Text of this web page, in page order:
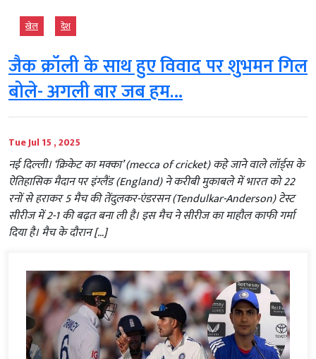
खेल देश
जैक क्रॉली के साथ हुए विवाद पर शुभमन गिल
बोले- अगली बार जब हम…
Tue Jul 15 , 2025
नई दिल्‍ली। ‘क्रिकेट का मक्का’ (mecca of cricket) कहे जाने वाले लॉर्ड्स के
ऐतिहासिक मैदान पर इंग्लैंड (England) ने करीबी मुकाबले में भारत को 22
रनों से हराकर 5 मैच की तेंदुलकर-एंडरसन (Tendulkar-Anderson) टेस्ट
सीरीज में 2-1 की बढ़त बना ली है। इस मैच ने सीरीज का माहौल काफी गर्मा
दिया है। मैच के दौरान […]